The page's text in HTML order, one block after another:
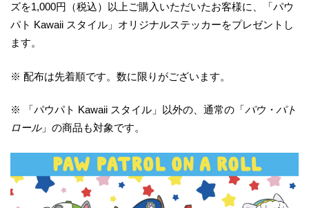
ズを1,000円（税込）以上ご購入いただいたお客様に、「パウ
パト Kawaii スタイル」オリジナルステッカーをプレゼントし
ます。
※ 配布は先着順です。数に限りがございます。
※ 「パウパト Kawaii スタイル」以外の、通常の「パウ・パト
ロール」の商品も対象です。